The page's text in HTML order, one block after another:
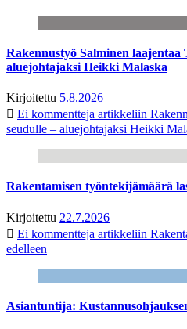
Rakennustyö Salminen laajentaa
aluejohtajaksi Heikki Malaska
Kirjoitettu 5.8.2026
Ei kommentteja artikkeliin
seudulle – aluejohtajaksi Heikki
Rakentamisen työntekijämäärä
Kirjoitettu 22.7.2026
Ei kommentteja artikkeliin
edelleen
Asiantuntija: